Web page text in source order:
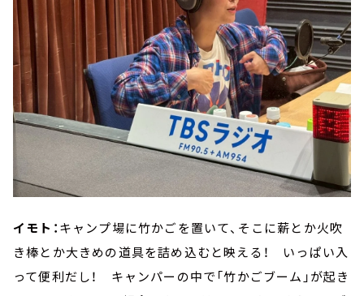
イモト：キャンプ場に竹かごを置いて、そこに薪とか火吹
き棒とか大きめの道具を詰め込むと映える！ いっぱい入
って便利だし！ キャンパーの中で「竹かごブーム」が起き